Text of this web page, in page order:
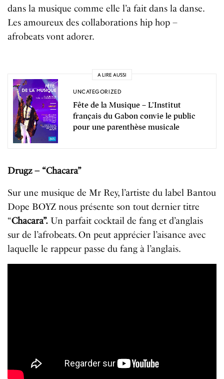
dans la musique comme elle l’a fait dans la danse.
Les amoureux des collaborations hip hop –
afrobeats vont adorer.
A LIRE AUSSI
UNCATEGORIZED
Fête de la Musique – L’Institut
français du Gabon convie le public
pour une parenthèse musicale
Drugz – “Chacara”
Sur une musique de Mr Rey, l’artiste du label Bantou
Dope BOYZ nous présente son tout dernier titre
“Chacara”. Un parfait cocktail de fang et d’anglais
sur de l’afrobeats. On peut apprécier l’aisance avec
laquelle le rappeur passe du fang à l’anglais.